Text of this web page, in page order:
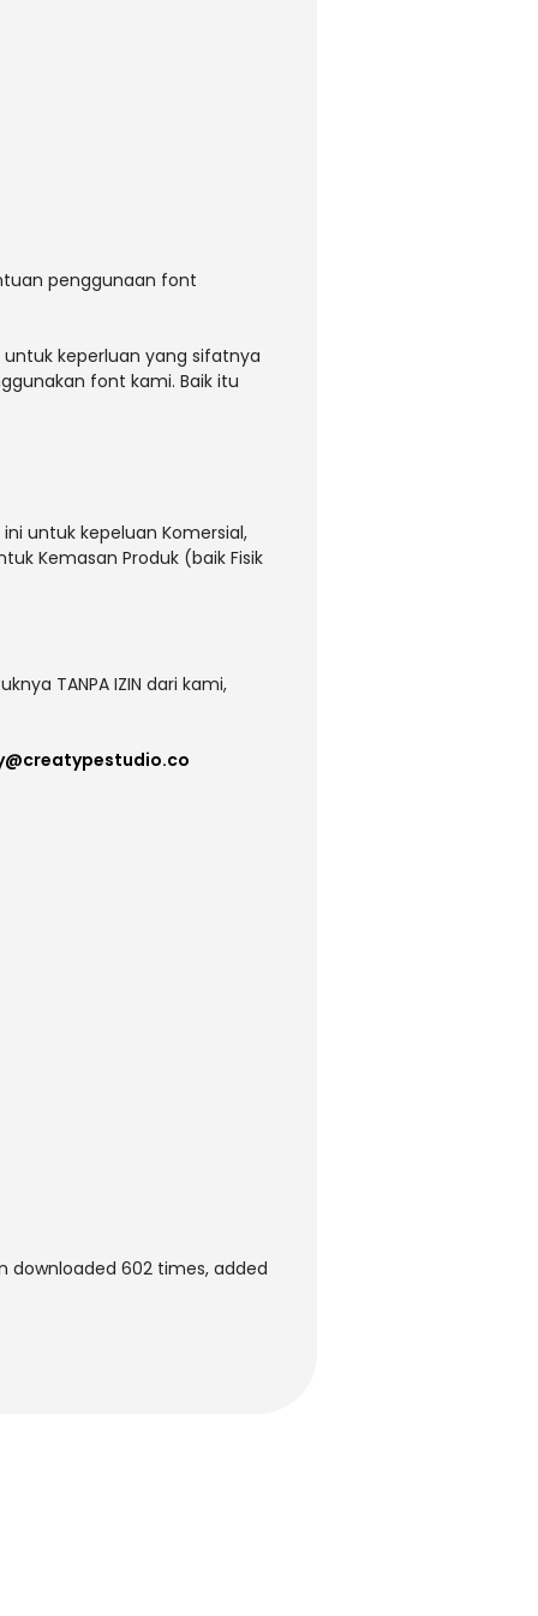
penggunaan font
keperluan yang sifatnya
font kami. Baik itu
untuk kepeluan Komersial,
Kemasan Produk (baik Fisik
TANPA IZIN dari kami,
downloaded 602 times, added